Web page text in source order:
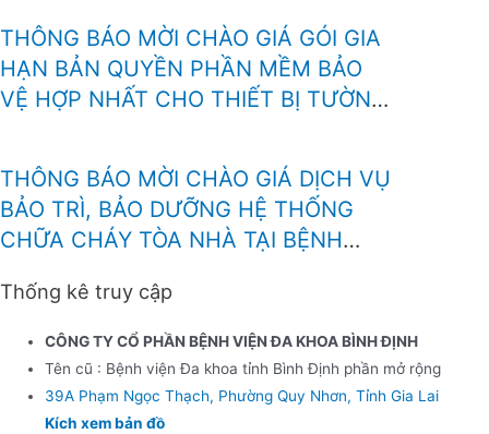
THÔNG BÁO MỜI CHÀO GIÁ GÓI GIA
HẠN BẢN QUYỀN PHẦN MỀM BẢO
VỆ HỢP NHẤT CHO THIẾT BỊ TƯỜNG
THÔNG BÁO MỜI CHÀO GIÁ DỊCH VỤ
BẢO TRÌ, BẢO DƯỠNG HỆ THỐNG
CHỮA CHÁY TÒA NHÀ TẠI BỆNH
Thống kê truy cập
CÔNG TY CỔ PHẦN BỆNH VIỆN ĐA KHOA BÌNH ĐỊNH
Tên cũ : Bệnh viện Đa khoa tỉnh Bình Định phần mở rộng
39A Phạm Ngọc Thạch, Phường Quy Nhơn, Tỉnh Gia Lai
Kích xem bản đồ